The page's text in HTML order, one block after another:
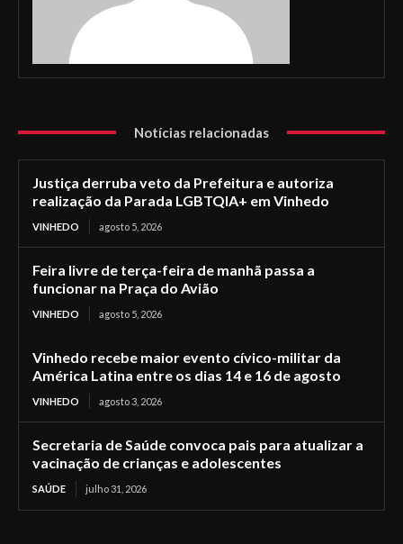
Notícias relacionadas
Justiça derruba veto da Prefeitura e autoriza
realização da Parada LGBTQIA+ em Vinhedo
VINHEDO agosto 5, 2026
Feira livre de terça-feira de manhã passa a
funcionar na Praça do Avião
VINHEDO agosto 5, 2026
Vinhedo recebe maior evento cívico-militar da
América Latina entre os dias 14 e 16 de agosto
VINHEDO agosto 3, 2026
Secretaria de Saúde convoca pais para atualizar a
vacinação de crianças e adolescentes
SAÚDE julho 31, 2026